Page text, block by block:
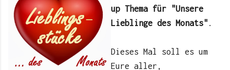
up Thema für "Unsere
Lieblinge des Monats" .
Dieses Mal soll es um
Eure aller,